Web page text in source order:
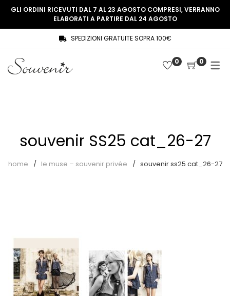
SHOP
Souvenir Privée
Accessori
Camicie
Giacche
COLLEZIONE
THREE WOMEN, ONE MEMORY
GLI ORDINI RICEVUTI DAL 7 AL 23 AGOSTO COMPRESI, VERRANNO
ELABORATI A PARTIRE DAL 24 AGOSTO
SPEDIZIONI GRATUITE SOPRA 100€
0 0
souvenir SS25 cat_26-27
home le muse – souvenir privée souvenir ss25 cat_26-27